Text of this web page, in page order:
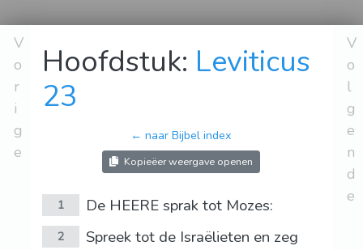
V
o
r
i
g
e
Hoofdstuk: Leviticus
23
← naar Bijbel index
Kopieëer weergave openen
1 De HEERE sprak tot Mozes:
2
Spreek tot de Israëlieten en zeg
V
o
l
g
e
n
d
e